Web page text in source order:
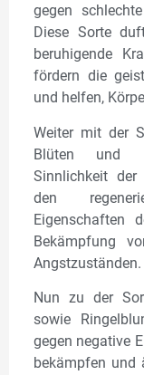
gegen
Diese Sorte
beruhigende
fördern die
und helfen,
Weiter mit der
Blüten und
Sinnlichkeit
den
Eigenschaften
Bekämpfung
Nun zu der
sowie
gegen negative
bekämpfen und